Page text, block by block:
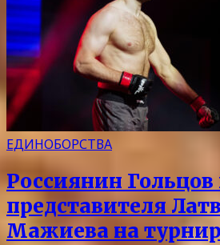
ЕДИНОБОРСТВА
Россиянин Гольцов
представителя
Мажиева на